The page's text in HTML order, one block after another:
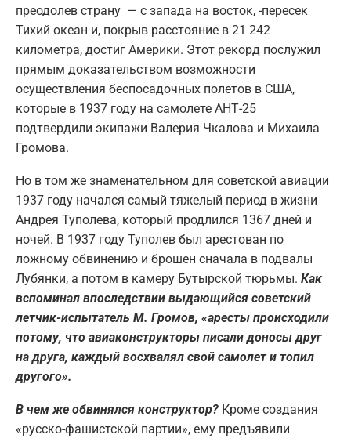
преодолев страну — с запада на восток, -пересек
Тихий океан и, покрыв расстояние в 21 242
километра, достиг Америки. Этот рекорд послужил
прямым доказательством возможности
осуществления беспосадочных полетов в США,
которые в 1937 году на самолете АНТ-25
подтвердили экипажи Валерия Чкалова и Михаила
Громова.
Но в том же знаменательном для советской авиации
1937 году начался самый тяжелый период в жизни
Андрея Туполева, который продлился 1367 дней и
ночей. В 1937 году Туполев был арестован по
ложному обвинению и брошен сначала в подвалы
Лубянки, а потом в камеру Бутырской тюрьмы. Как
вспоминал впоследствии выдающийся советский
летчик-испытатель М. Громов, «аресты происходили
потому, что авиаконструкторы писали доносы друг
на друга, каждый восхвалял свой самолет и топил
другого».
В чем же обвинялся конструктор? Кроме создания
«русско-фашистской партии», ему предъявили